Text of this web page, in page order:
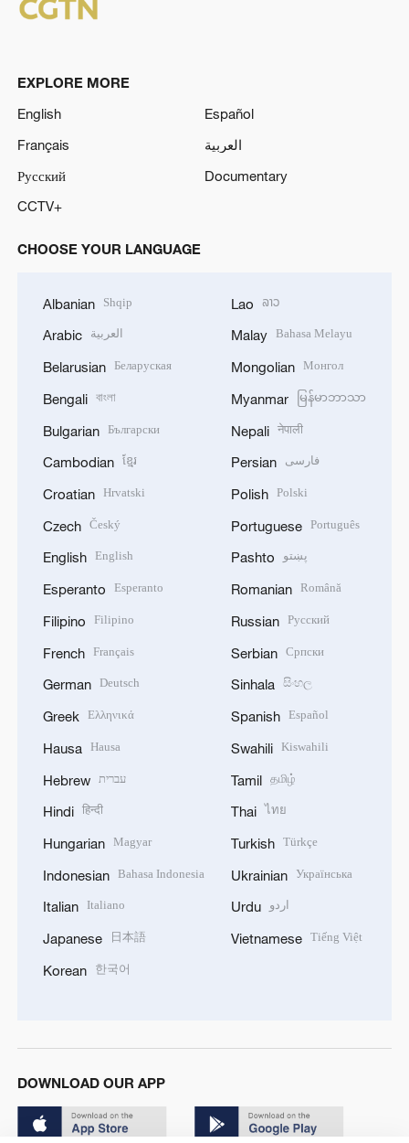
EXPLORE MORE
English
Español
Français
العربية
Русский
Documentary
CCTV+
CHOOSE YOUR LANGUAGE
Albanian Shqip
Arabic العربية
Belarusian Беларуская
Bengali বাংলা
Bulgarian Български
Cambodian ខ្មែរ
Croatian Hrvatski
Czech Český
English English
Esperanto Esperanto
Filipino Filipino
French Français
German Deutsch
Greek Ελληνικά
Hausa Hausa
Hebrew עברית
Hindi हिन्दी
Hungarian Magyar
Indonesian Bahasa Indonesia
Italian Italiano
Japanese 日本語
Korean 한국어
Lao ລາວ
Malay Bahasa Melayu
Mongolian Монгол
Myanmar မြန်မာဘာသာ
Nepali नेपाली
Persian فارسی
Polish Polski
Portuguese Português
Pashto پښتو
Romanian Română
Russian Русский
Serbian Српски
Sinhala සිංහල
Spanish Español
Swahili Kiswahili
Tamil தமிழ்
Thai ไทย
Turkish Türkçe
Ukrainian Українська
Urdu اردو
Vietnamese Tiếng Việt
DOWNLOAD OUR APP